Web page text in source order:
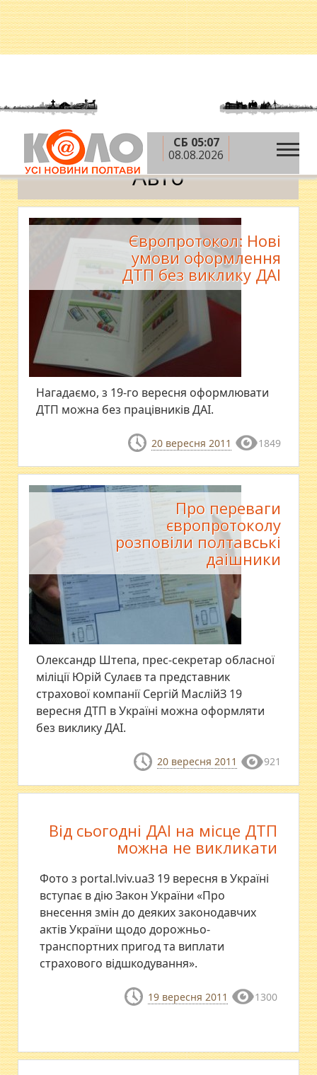
СБ 05:07
08.08.2026
Головна » Авто
Авто
Європротокол: Нові
умови оформлення
ДТП без виклику ДАІ
Нагадаємо, з 19-го вересня оформлювати
ДТП можна без працівників ДАІ.
20 вересня 2011 1849
Про переваги
європротоколу
розповіли полтавські
даішники
Олександр Штепа, прес-секретар обласної
міліції Юрій Сулаєв та представник
страхової компанії Сергій МаслійЗ 19
вересня ДТП в Україні можна оформляти
без виклику ДАІ.
20 вересня 2011 921
Від сьогодні ДАІ на місце ДТП
можна не викликати
Фото з portal.lviv.uaЗ 19 вересня в Україні
вступає в дію Закон України «Про
внесення змін до деяких законодавчих
актів України щодо дорожньо-
транспортних пригод та виплати
страхового відшкодування».
19 вересня 2011 1300